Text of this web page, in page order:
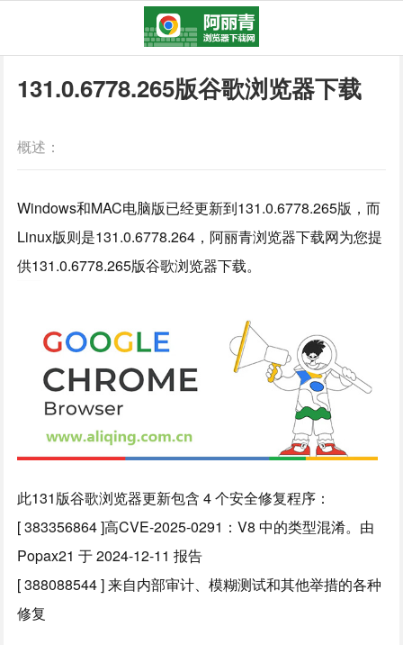
131.0.6778.265版谷歌浏览器下载
概述：
Windows和MAC电脑版已经更新到131.0.6778.265版，而
Linux版则是131.0.6778.264，阿丽青浏览器下载网为您提
供131.0.6778.265版谷歌浏览器下载。
此131版谷歌浏览器更新包含 4 个安全修复程序：
[ 383356864 ]高CVE-2025-0291：V8 中的类型混淆。由
Popax21 于 2024-12-11 报告
[ 388088544 ] 来自内部审计、模糊测试和其他举措的各种
修复